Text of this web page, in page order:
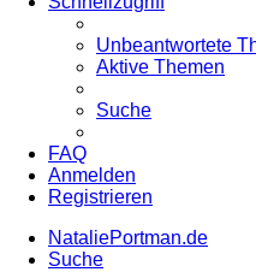
Unbeantwortete
Aktive Themen
Suche
FAQ
Anmelden
Registrieren
NataliePortman.de
Suche